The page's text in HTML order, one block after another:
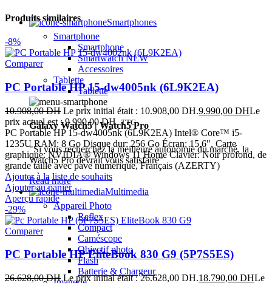
Smartphones
Smartphone
Smartphone
SmartwatchNEW
Accessoires
Tablette
Tablette
Galaxy Watch5 | Watch5 Pro
"Si vous recherchez la meilleure autonomie du marché, la
Watch5 Pro devrait vous satisfaire"
Read more
Multimedia
Appareil Photo
Reflex
Compact
Caméscope
Objectif photo
Flash
Batterie & Chargeur
Produits similaires
-8%
Comparer
PC Portable HP 15-dw4005nk (6L9K2EA)
10.908,00DH Le prix initial était : 10.908,00 DH.9.990,00 DHLe
prix actuel est : 9.990,00 DH. TTC
PC Portable HP 15-dw4005nk (6L9K2EA) Intel® Core™ i5-
1235U RAM: 8 Go Disque dur: 256 Go Écran: 15,6", Carte
graphique: NVIDIA® Windows 11 Home Clavier: Noir profond, de
grande taille avec pavé numérique, Français (AZERTY)
Ajouter à la liste de souhaits
Ajouter au panier
Aperçu rapide
-29%
Comparer
PC Portable HP EliteBook 830 G9 (5P7S5ES)
26.628,00DH Le prix initial était : 26.628,00 DH.18.790,00 DHLe